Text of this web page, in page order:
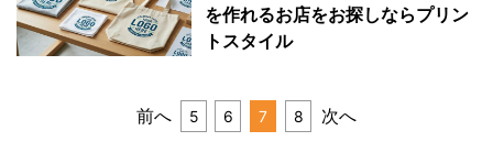
を作れるお店をお探しならプリン
トスタイル
前へ 5 6 7 8 次へ